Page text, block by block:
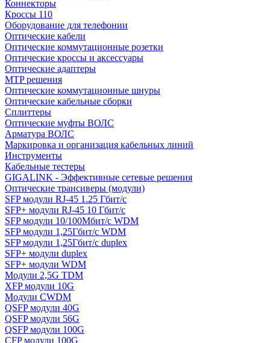
Коннекторы
Кроссы 110
Оборудование для телефонии
Оптические кабели
Оптические коммутационные розетки
Оптические кроссы и аксессуары
Оптические адаптеры
MTP решения
Оптические коммутационные шнуры
Оптические кабельные сборки
Сплиттеры
Оптические муфты ВОЛС
Арматура ВОЛС
Маркировка и организация кабельных линий
Инструменты
Кабельные тестеры
GIGALINK - Эффективные сетевые решения
Оптические трансиверы (модули)
SFP модули RJ-45 1.25 Гбит/c
SFP+ модули RJ-45 10 Гбит/c
SFP модули 10/100Мбит/с WDM
SFP модули 1,25Гбит/с WDM
SFP модули 1,25Гбит/с duplex
SFP+ модули duplex
SFP+ модули WDM
Модули 2,5G TDM
XFP модули 10G
Модули CWDM
QSFP модули 40G
QSFP модули 56G
QSFP модули 100G
CFP модули 100G